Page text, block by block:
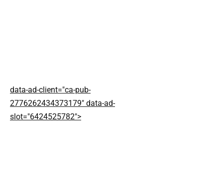
data-ad-client="ca-pub-
2776262434373179" data-ad-
slot="6424525782">